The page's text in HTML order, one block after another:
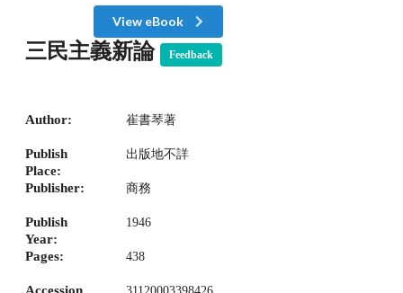
View eBook
三民主義新論 Feedback
Author: 崔書琴著
Publish
Place:
出版地不詳
Publisher: 商務
Publish
Year:
1946
Pages: 438